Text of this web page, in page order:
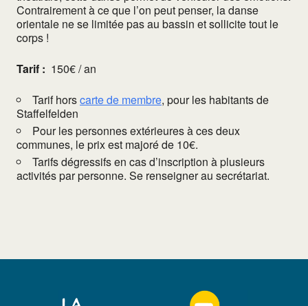
Contrairement à ce que l’on peut penser, la danse
orientale ne se limitée pas au bassin et sollicite tout le
corps !
Tarif : 150€ / an
Tarif horscarte de membre, pour les habitants de
Staffelfelden
Pour les personnes extérieures à ces deux
communes, le prix est majoré de 10€.
Tarifs dégressifs en cas d’inscription à plusieurs
activités par personne. Se renseigner au secrétariat.